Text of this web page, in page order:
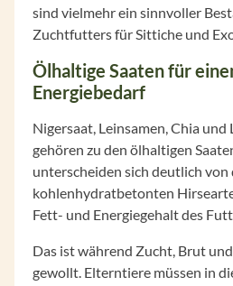
sind vielmehr ein sinnvoller
Zuchtfutters für Sittiche und
Ölhaltige Saaten für
Energiebedarf
Nigersaat, Leinsamen, Chia
gehören zu den ölhaltigen
unterscheiden sich deutlich von
kohlenhydratbetonten
Fett- und Energiegehalt des
Das ist während Zucht, Brut
gewollt. Elterntiere müssen in